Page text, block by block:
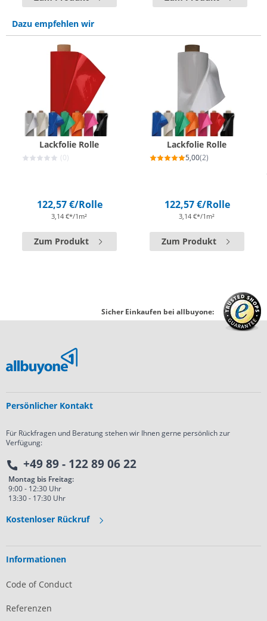
Dazu empfehlen wir
Lackfolie Rolle
(0)
122,57 €/Rolle
3,14 €*/1m²
Zum Produkt
Lackfolie Rolle
5,00(2)
122,57 €/Rolle
3,14 €*/1m²
Zum Produkt
Sicher Einkaufen bei allbuyone:
Persönlicher Kontakt
Für Rückfragen und Beratung stehen wir Ihnen gerne persönlich zur
Verfügung:
+49 89 - 122 89 06 22
Montag bis Freitag:
9:00 - 12:30 Uhr
13:30 - 17:30 Uhr
Kostenloser Rückruf
Informationen
Code of Conduct
Referenzen